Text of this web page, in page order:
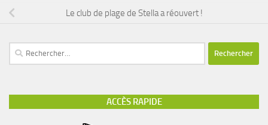
Le club de plage de Stella a réouvert !
Rechercher :
ACCÈS RAPIDE